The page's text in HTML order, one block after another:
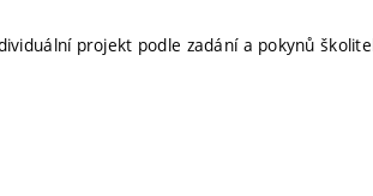
projekt podle zadání a pokynů